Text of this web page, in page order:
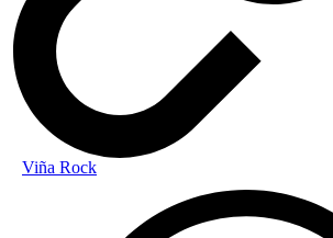
Viña Rock